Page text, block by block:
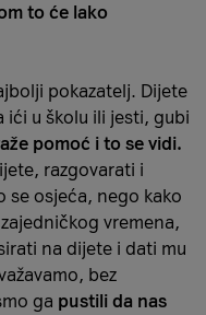
to će lako
pokazatelj. Dijete
ići u školu ili jesti, gubi
pomoć i to se vidi.
razgovarati i
se osjeća, nego kako
vremena,
na dijete i dati mu
bez
ga pustili da nas